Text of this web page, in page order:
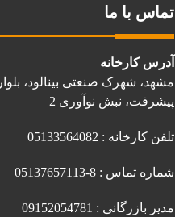
تماس با ما
آدرس کارخانه
مشهد، شهرک صنعتی بینالود، بلوار
پیشرفت، نبش نوآوری 2
تلفن کارخانه : 05133564082
شماره تماس : 8-05137657113
مدیر بازرگانی : 09152054781